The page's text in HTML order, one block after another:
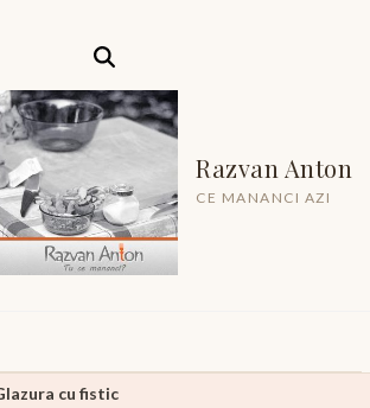
Razvan Anton
CE MANANCI AZI
cu fistic